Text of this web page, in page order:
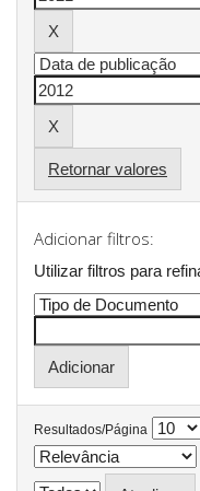
Retornar valores
Adicionar filtros:
Utilizar filtros para
Resultados/Página